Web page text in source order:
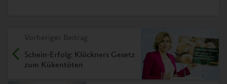
Vorheriger Beitrag
Schein-Erfolg: Klöckners Gesetz
zum Kükentöten